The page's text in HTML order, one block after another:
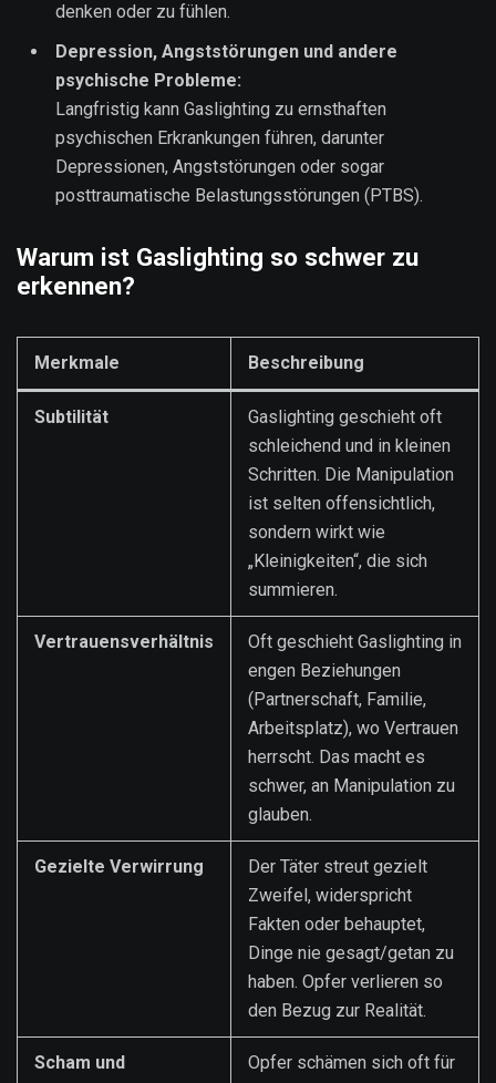
denken oder zu fühlen.
Depression, Angststörungen und andere
psychische Probleme:
Langfristig kann Gaslighting zu ernsthaften
psychischen Erkrankungen führen, darunter
Depressionen, Angststörungen oder sogar
posttraumatische Belastungsstörungen (PTBS).
Warum ist Gaslighting so schwer zu
erkennen?
Merkmale Beschreibung
Subtilität
Gaslighting geschieht oft
schleichend und in kleinen
Schritten. Die Manipulation
ist selten offensichtlich,
sondern wirkt wie
„Kleinigkeiten“, die sich
summieren.
Vertrauensverhältnis
Oft geschieht Gaslighting in
engen Beziehungen
(Partnerschaft, Familie,
Arbeitsplatz), wo Vertrauen
herrscht. Das macht es
schwer, an Manipulation zu
glauben.
Gezielte Verwirrung
Der Täter streut gezielt
Zweifel, widerspricht
Fakten oder behauptet,
Dinge nie gesagt/getan zu
haben. Opfer verlieren so
den Bezug zur Realität.
Scham und
Opfer schämen sich oft für